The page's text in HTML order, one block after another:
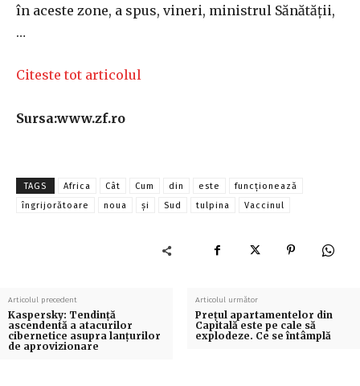
în aceste zone, a spus, vineri, ministrul Sănătăţii,
…
Citeste tot articolul
Sursa:www.zf.ro
TAGS Africa Cât Cum din este
funcționează
îngrijorătoare
noua și Sud tulpina Vaccinul
Articolul precedent
Kaspersky: Tendinţă
ascendentă a atacurilor
cibernetice asupra lanţurilor
de aprovizionare
Articolul următor
Preţul apartamentelor din
Capitală este pe cale să
explodeze. Ce se întâmplă